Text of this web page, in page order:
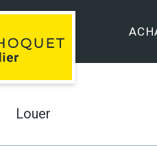
Louer